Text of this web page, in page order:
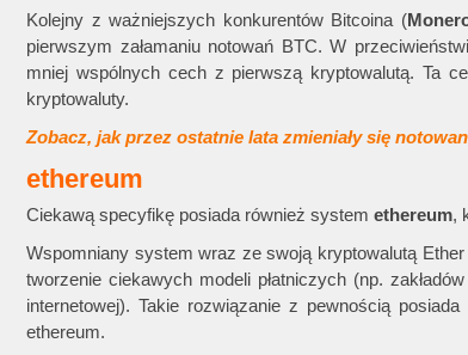
Kolejny z ważniejszych konkurentów Bitcoina (
pierwszym załamaniu notowań BTC. W
mniej wspólnych cech z pierwszą kryptowalutą. Ta
kryptowaluty.
Zobacz, jak przez ostatnie lata zmieniały się
ethereum
Ciekawą specyfikę posiada również system ethereum,
Wspomniany system wraz ze swoją kryptowalutą
tworzenie ciekawych modeli płatniczych (np.
internetowej). Takie rozwiązanie z pewnością
ethereum.